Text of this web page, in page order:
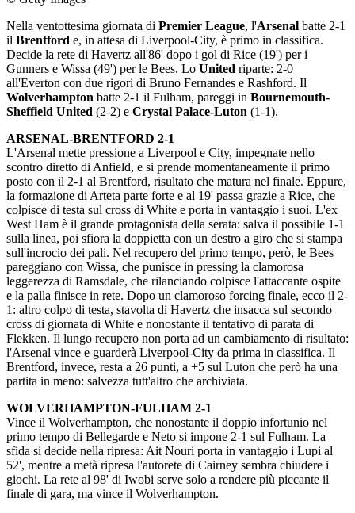
Nella ventottesima giornata di Premier League, l'Arsenal batte 2-1
il Brentford e, in attesa di Liverpool-City, è primo in classifica.
Decide la rete di Havertz all'86' dopo i gol di Rice (19') per i
Gunners e Wissa (49') per le Bees. Lo United riparte: 2-0
all'Everton con due rigori di Bruno Fernandes e Rashford. Il
Wolverhampton batte 2-1 il Fulham, pareggi in Bournemouth-
Sheffield United (2-2) e Crystal Palace-Luton (1-1).
ARSENAL-BRENTFORD 2-1
L'Arsenal mette pressione a Liverpool e City, impegnate nello
scontro diretto di Anfield, e si prende momentaneamente il primo
posto con il 2-1 al Brentford, risultato che matura nel finale. Eppure,
la formazione di Arteta parte forte e al 19' passa grazie a Rice, che
colpisce di testa sul cross di White e porta in vantaggio i suoi. L'ex
West Ham è il grande protagonista della serata: salva il possibile 1-1
sulla linea, poi sfiora la doppietta con un destro a giro che si stampa
sull'incrocio dei pali. Nel recupero del primo tempo, però, le Bees
pareggiano con Wissa, che punisce in pressing la clamorosa
leggerezza di Ramsdale, che rilanciando colpisce l'attaccante ospite
e la palla finisce in rete. Dopo un clamoroso forcing finale, ecco il 2-
1: altro colpo di testa, stavolta di Havertz che insacca sul secondo
cross di giornata di White e nonostante il tentativo di parata di
Flekken. Il lungo recupero non porta ad un cambiamento di risultato:
l'Arsenal vince e guarderà Liverpool-City da prima in classifica. Il
Brentford, invece, resta a 26 punti, a +5 sul Luton che però ha una
partita in meno: salvezza tutt'altro che archiviata.
WOLVERHAMPTON-FULHAM 2-1
Vince il Wolverhampton, che nonostante il doppio infortunio nel
primo tempo di Bellegarde e Neto si impone 2-1 sul Fulham. La
sfida si decide nella ripresa: Ait Nouri porta in vantaggio i Lupi al
52', mentre a metà ripresa l'autorete di Cairney sembra chiudere i
giochi. La rete al 98' di Iwobi serve solo a rendere più piccante il
finale di gara, ma vince il Wolverhampton.